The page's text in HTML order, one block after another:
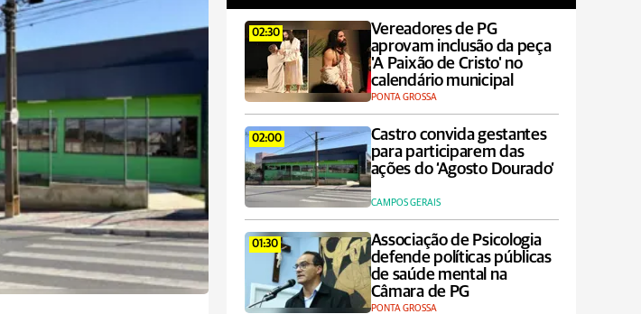
02:30
Vereadores de PG
aprovam inclusão da peça
'A Paixão de Cristo' no
calendário municipal
PONTA GROSSA
02:00
Castro convida gestantes
para participarem das
ações do ‘Agosto Dourado’
CAMPOS GERAIS
01:30
Associação de Psicologia
defende políticas públicas
de saúde mental na
Câmara de PG
PONTA GROSSA